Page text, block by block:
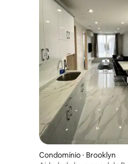
Condomínio ⋅ Brooklyn